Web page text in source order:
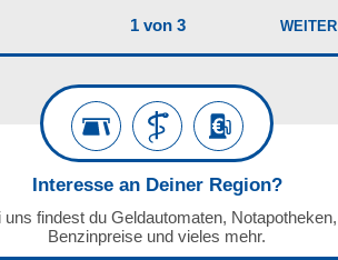
1 von 3 WEITER
Interesse an Deiner Region?
uns findest du Geldautomaten, Notapotheken,
Benzinpreise und vieles mehr.